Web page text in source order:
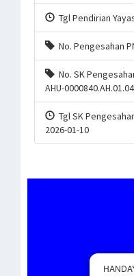
Tgl Pendirian
No. Pengesahan
No. SK
AHU-
Tgl SK
2026-01-10